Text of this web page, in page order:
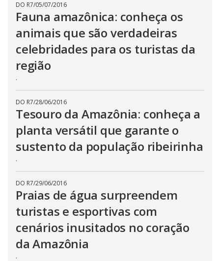
DO R7/05/07/2016
Fauna amazônica: conheça os
animais que são verdadeiras
celebridades para os turistas da
região
.
DO R7/28/06/2016
Tesouro da Amazônia: conheça a
planta versátil que garante o
sustento da população ribeirinha
.
DO R7/29/06/2016
Praias de água surpreendem
turistas e esportivas com
cenários inusitados no coração
da Amazônia
.